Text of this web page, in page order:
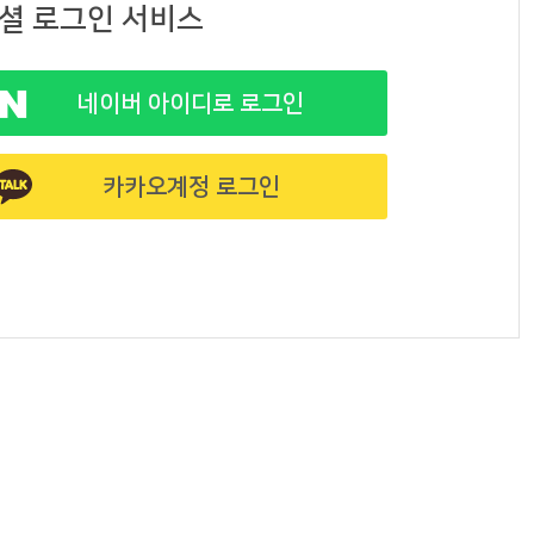
로그인 서비스
네이버 아이디로 로그인
카카오계정 로그인